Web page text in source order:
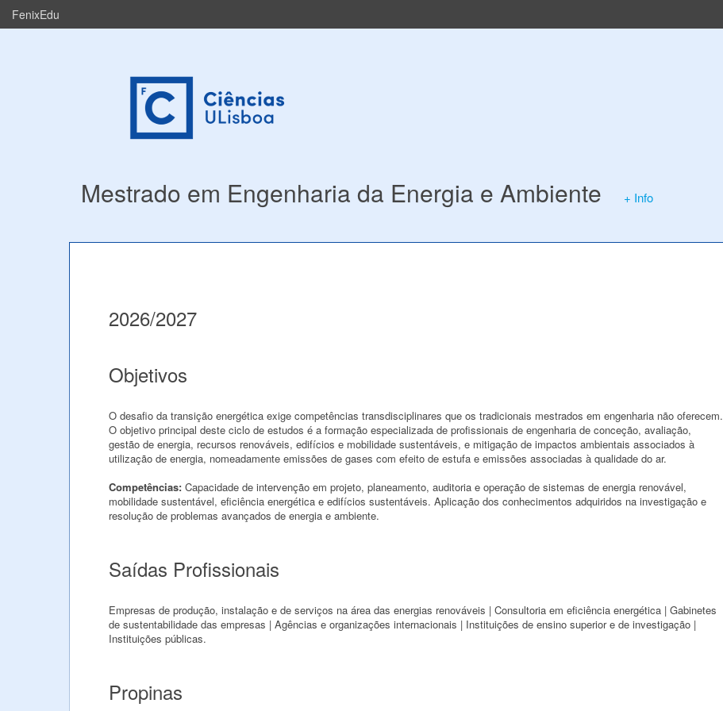
FenixEdu
Mestrado em Engenharia da Energia e Ambiente + Info
2026/2027
Objetivos
O desafio da transição energética exige competências transdisciplinares que os tradicionais mestrados em engenharia não oferecem.
O objetivo principal deste ciclo de estudos é a formação especializada de profissionais de engenharia de conceção, avaliação,
gestão de energia, recursos renováveis, edifícios e mobilidade sustentáveis, e mitigação de impactos ambientais associados à
utilização de energia, nomeadamente emissões de gases com efeito de estufa e emissões associadas à qualidade do ar.
Competências: Capacidade de intervenção em projeto, planeamento, auditoria e operação de sistemas de energia renovável,
mobilidade sustentável, eficiência energética e edifícios sustentáveis. Aplicação dos conhecimentos adquiridos na investigação e
resolução de problemas avançados de energia e ambiente.
Saídas Profissionais
Empresas de produção, instalação e de serviços na área das energias renováveis | Consultoria em eficiência energética | Gabinetes
de sustentabilidade das empresas | Agências e organizações internacionais | Instituições de ensino superior e de investigação |
Instituições públicas.
Propinas